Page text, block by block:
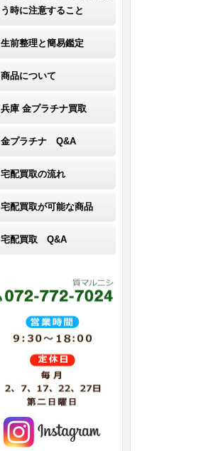
う時に注意すること
生前整理と簡易鑑定
商品について
兵庫 金プラチナ買取
金プラチナ Q&A
宅配買取の流れ
宅配買取が可能な商品
宅配買取 Q&A